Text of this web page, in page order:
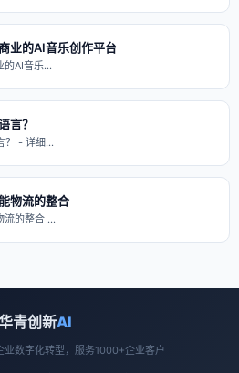
业的AI音乐创作平台
的AI音乐…
言？
？ - 详细…
物流的整合
流的整合 …
青创新AI
业数字化转型，服务1000+企业客户